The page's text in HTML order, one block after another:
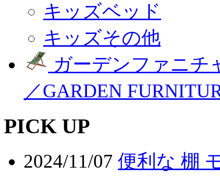
キッズベッド
キッズその他
ガーデンファニチ
／GARDEN
PICK UP
2024/11/07 便利な 棚